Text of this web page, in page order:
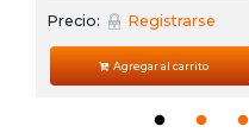
Precio: Registrarse
Agregar al carrito